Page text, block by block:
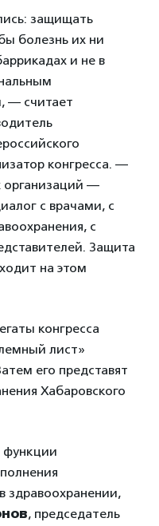
защищать
болезнь их ни
и не в
— считает
конгресса. —
организаций —
с врачами, с
с
Защита
на этом
конгресса
лист»
его представят
Хабаровского
функции
здравоохранении,
, председатель